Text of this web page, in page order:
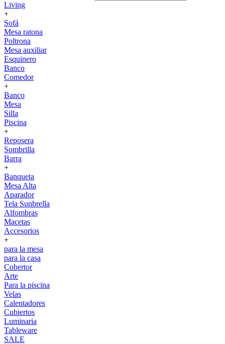
Living
+
Sofá
Mesa ratona
Poltrona
Mesa auxiliar
Esquinero
Banco
Comedor
+
Banco
Mesa
Silla
Piscina
+
Reposera
Sombrilla
Barra
+
Banqueta
Mesa Alta
Aparador
Tela Sunbrella
Alfombras
Macetas
Accesorios
+
para la mesa
para la casa
Cobertor
Arte
Para la piscina
Velas
Calentadores
Cubiertos
Luminaria
Tableware
SALE